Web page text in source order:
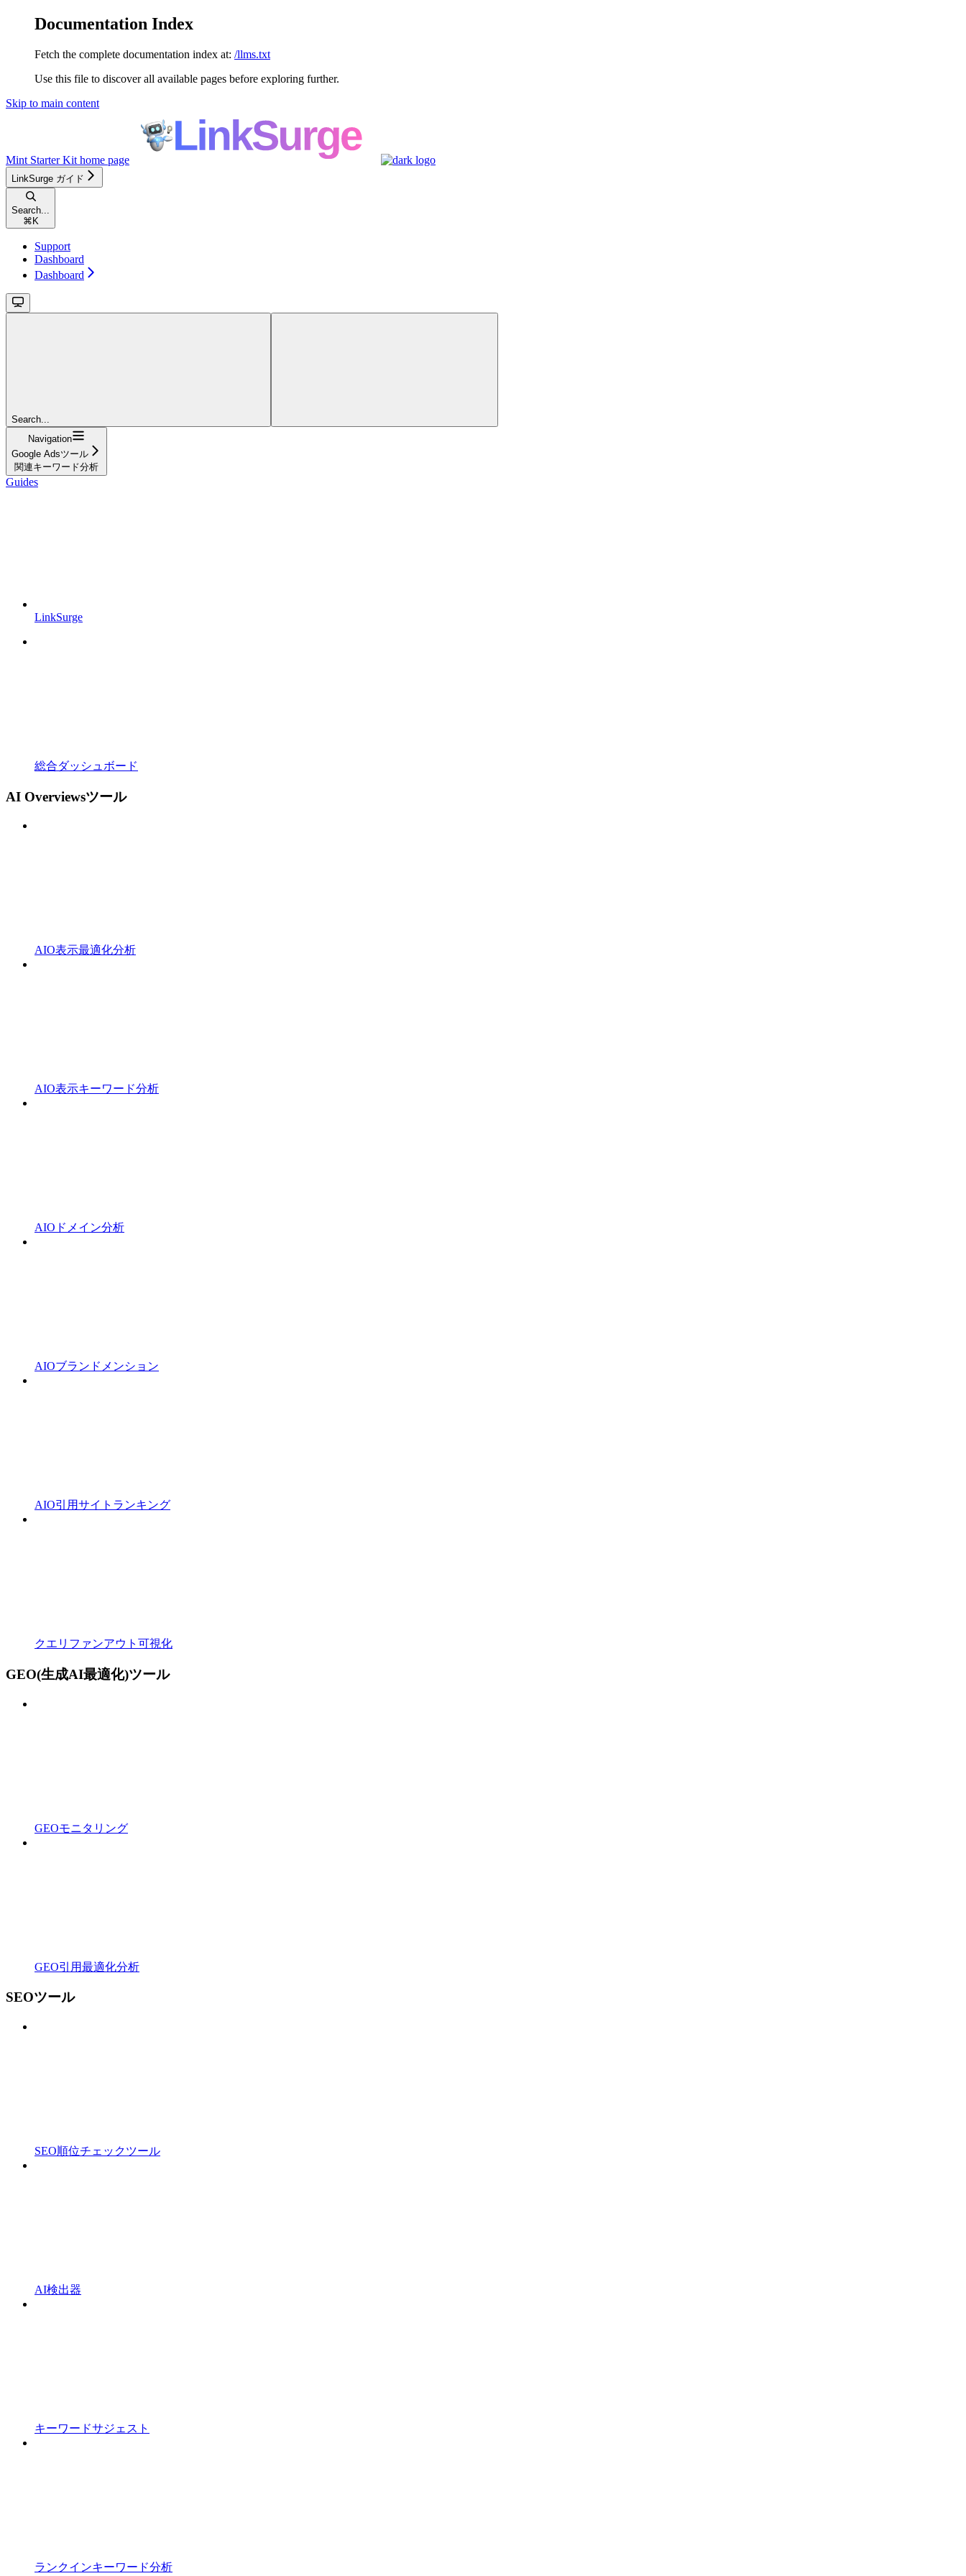
Documentation Index
Fetch the complete documentation index at: /llms.txt
Use this file to discover all available pages before exploring further.
Skip to main content
Mint Starter Kit home page
LinkSurge ガイド
Search...
⌘ K
Support
Dashboard
Dashboard
Search...
Navigation
Google Adsツール
関連キーワード分析
Guides
LinkSurge
総合ダッシュボード
AI Overviewsツール
AIO表示最適化分析
AIO表示キーワード分析
AIOドメイン分析
AIOブランドメンション
AIO引用サイトランキング
クエリファンアウト可視化
GEO(生成AI最適化)ツール
GEOモニタリング
GEO引用最適化分析
SEOツール
SEO順位チェックツール
AI検出器
キーワードサジェスト
ランクインキーワード分析